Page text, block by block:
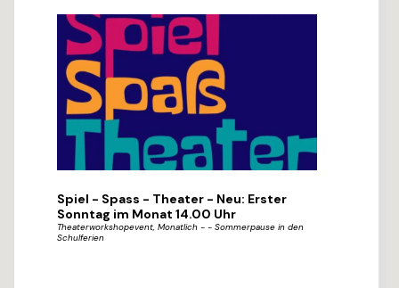
Spiel - Spass - Theater - Neu: Erster
Sonntag im Monat 14.00 Uhr
Theaterworkshopevent, Monatlich - - Sommerpause in den
Schulferien